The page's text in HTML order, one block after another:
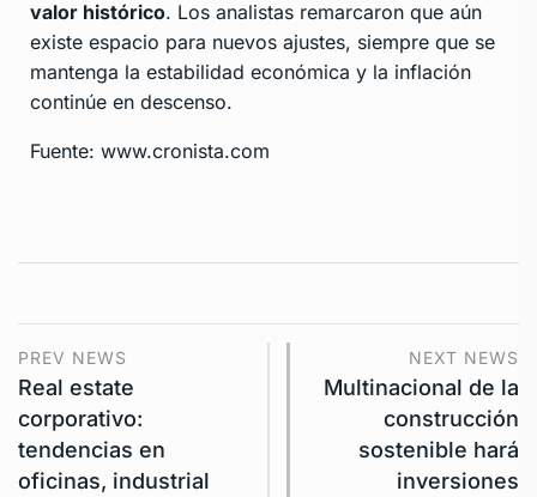
valor histórico. Los analistas remarcaron que aún
existe espacio para nuevos ajustes, siempre que se
mantenga la estabilidad económica y la inflación
continúe en descenso.
Fuente: www.cronista.com
PREV NEWS
Real estate
corporativo:
tendencias en
oficinas, industrial
NEXT NEWS
Multinacional de la
construcción
sostenible hará
inversiones